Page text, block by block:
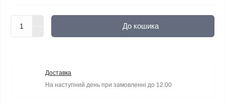
До кошика
Доставка
На наступний день при замовленні до 12:00